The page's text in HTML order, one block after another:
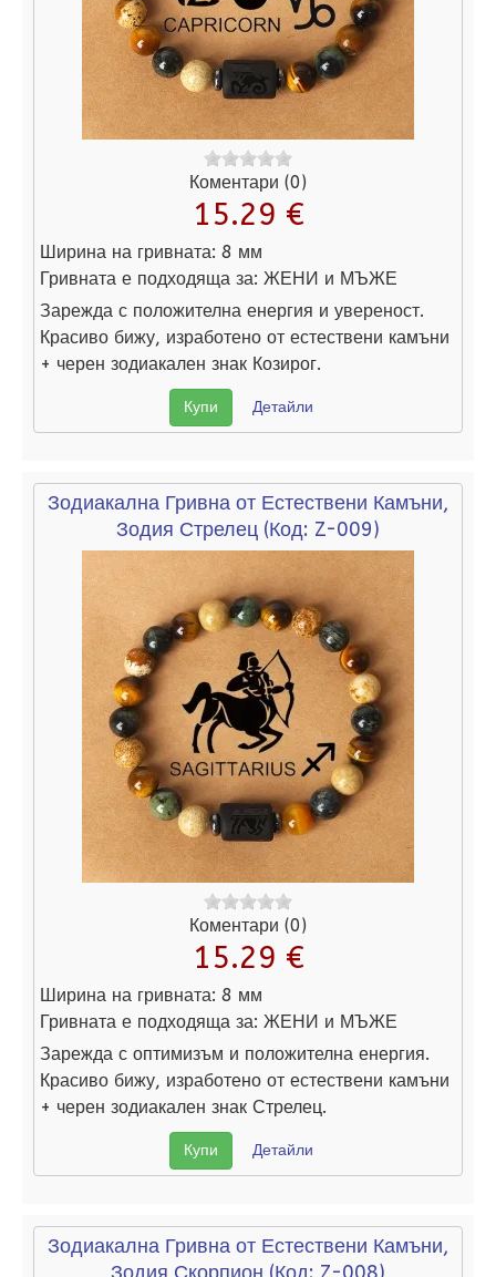
Коментари (0)
15.29 €
Ширина на гривната: 8 мм
Гривната е подходяща за: ЖЕНИ и МЪЖЕ
Зарежда с положителна енергия и увереност.
Красиво бижу, изработено от естествени камъни
+ черен зодиакален знак Козирог.
Купи Детайли
Зодиакална Гривна от Естествени Камъни,
Зодия Стрелец (Код: Z-009)
Коментари (0)
15.29 €
Ширина на гривната: 8 мм
Гривната е подходяща за: ЖЕНИ и МЪЖЕ
Зарежда с оптимизъм и положителна енергия.
Красиво бижу, изработено от естествени камъни
+ черен зодиакален знак Стрелец.
Купи Детайли
Зодиакална Гривна от Естествени Камъни,